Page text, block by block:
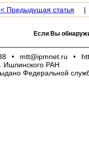
Предыдущая статья |
Если Вы
• mtt@ipmnet.ru •
Ишлинского РАН
Федеральной